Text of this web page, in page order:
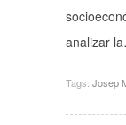
analizar
Tags: Josep